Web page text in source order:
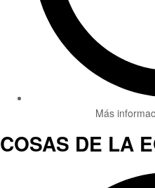
Más
COSAS DE LA